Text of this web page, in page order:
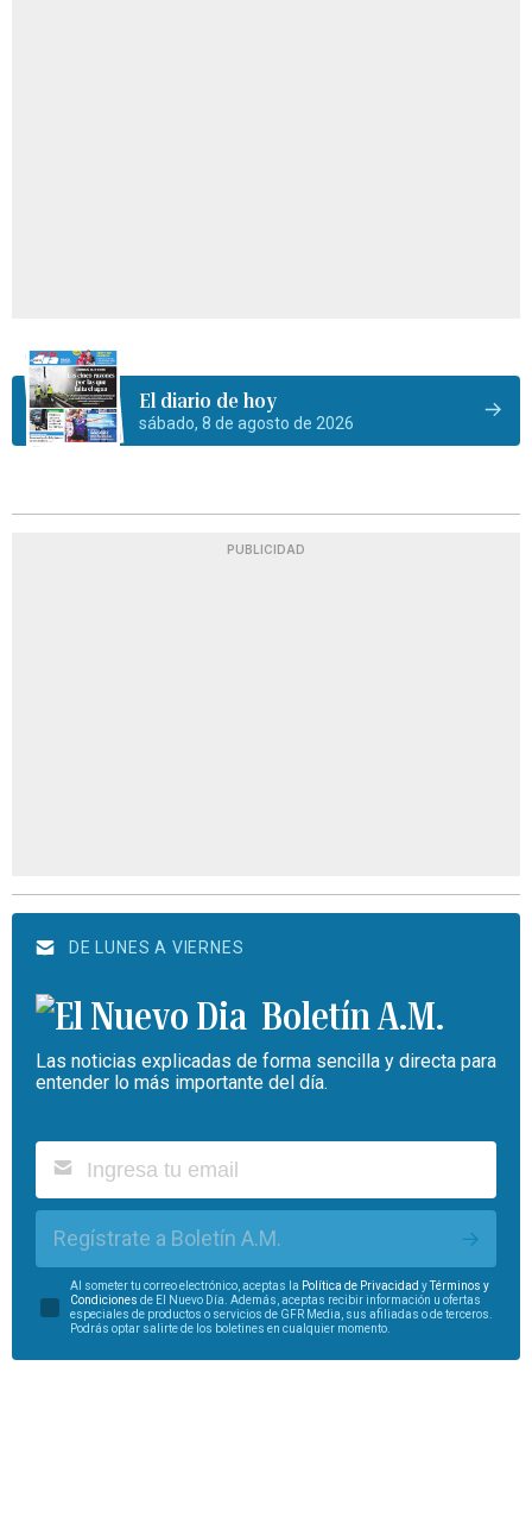
El diario de hoy
sábado, 8 de agosto de 2026
PUBLICIDAD
DE LUNES A VIERNES
Boletín A.M.
Las noticias explicadas de forma sencilla y directa para
entender lo más importante del día.
Regístrate a Boletín A.M.
Al someter tu correo electrónico, aceptas la Política de Privacidad y
Términos y
Condiciones de El Nuevo Día. Además, aceptas recibir información u ofertas
especiales de productos o servicios de GFR Media, sus afiliadas o de terceros.
Podrás optar salirte de los boletines en cualquier momento.